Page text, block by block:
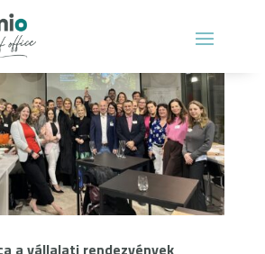
a vállalati rendezvények